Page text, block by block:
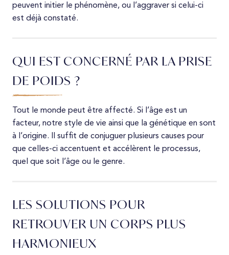
peuvent initier le phénomène, ou l’aggraver si celui-ci
est déjà constaté.
QUI EST CONCERNÉ PAR LA PRISE
DE POIDS ?
Tout le monde peut être affecté. Si l’âge est un
facteur, notre style de vie ainsi que la génétique en sont
à l’origine. Il suffit de conjuguer plusieurs causes pour
que celles-ci accentuent et accélèrent le processus,
quel que soit l’âge ou le genre.
LES SOLUTIONS POUR
RETROUVER UN CORPS PLUS
HARMONIEUX